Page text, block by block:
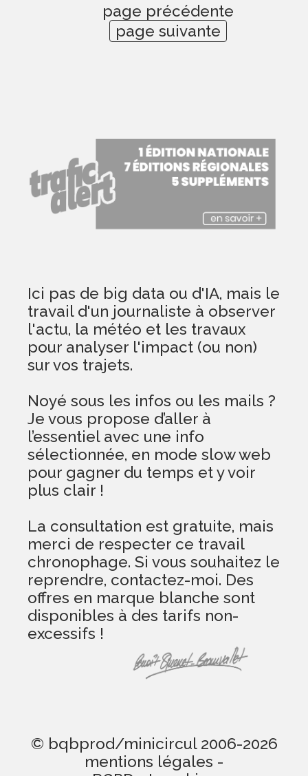
page précédente
page suivante
Ici pas de big data ou d'IA, mais le
travail d'un journaliste à observer
l'actu, la météo et les travaux
pour analyser l'impact (ou non)
sur vos trajets.
Noyé sous les infos ou les mails ?
Je vous propose d’aller à
l’essentiel avec une info
sélectionnée, en mode slow web
pour gagner du temps et y voir
plus clair !
La consultation est gratuite, mais
merci de respecter ce travail
chronophage. Si vous souhaitez le
reprendre, contactez-moi. Des
offres en marque blanche sont
disponibles à des tarifs non-
excessifs !
© bqbprod/minicircul 2006-2026
mentions légales -